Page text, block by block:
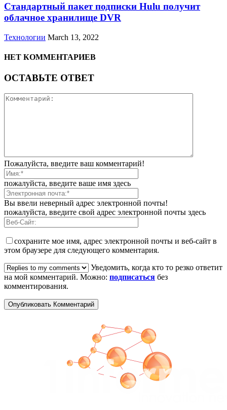
Стандартный пакет подписки Hulu получит
облачное хранилище DVR
Технологии March 13, 2022
НЕТ КОММЕНТАРИЕВ
ОСТАВЬТЕ ОТВЕТ
Пожалуйста, введите ваш комментарий!
пожалуйста, введите ваше имя здесь
Вы ввели неверный адрес электронной почты!
пожалуйста, введите свой адрес электронной почты здесь
сохраните мое имя, адрес электронной почты и веб-сайт в
этом браузере для следующего комментария.
Уведомить, когда кто то резко ответит
на мой комментарий. Можно: подписаться без
комментирования.